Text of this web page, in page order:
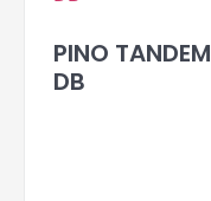
PINO TANDEM
DB